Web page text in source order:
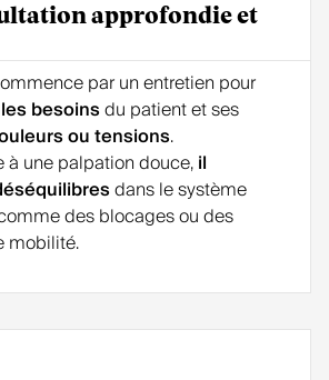
approfondie et
par un entretien pour
besoinsdu patient et ses
ou tensions.
à une palpation douce,il
dans le système
des blocages ou des
mobilité.